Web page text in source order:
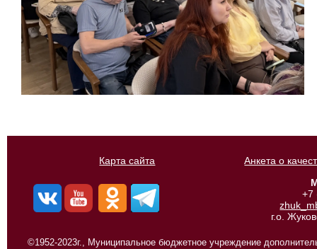
Карта сайта
Анкета о
+7
г.о.
©1952-2023г., Муниципальное бюджетное учреждение